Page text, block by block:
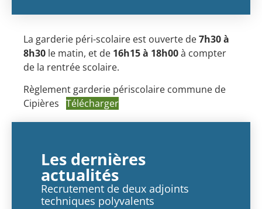
La garderie péri-scolaire est ouverte de7h30 à
8h30 le matin, et de 16h15 à 18h00à compter
de la rentrée scolaire.
Règlement garderie périscolaire commune de
Cipières Télécharger
Les dernières
actualités
Recrutement de deux adjoints
techniques polyvalents